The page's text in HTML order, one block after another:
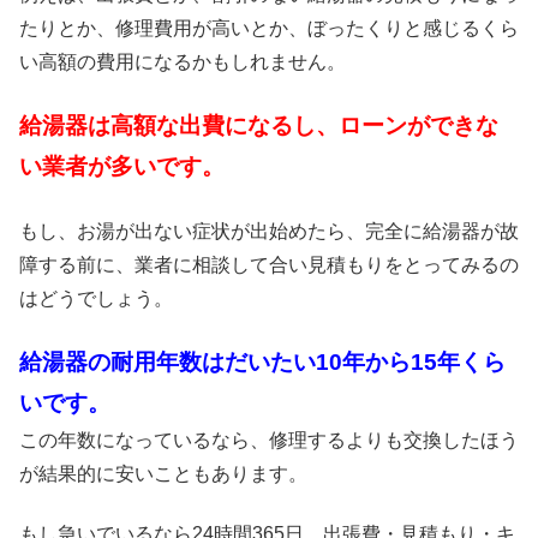
たりとか、修理費用が高いとか、ぼったくりと感じるくら
い高額の費用になるかもしれません。
給湯器は高額な出費になるし、ローンができな
い業者が多いです。
もし、お湯が出ない症状が出始めたら、完全に給湯器が故
障する前に、業者に相談して合い見積もりをとってみるの
はどうでしょう。
給湯器の耐用年数はだいたい10年から15年くら
いです。
この年数になっているなら、修理するよりも交換したほう
が結果的に安いこともあります。